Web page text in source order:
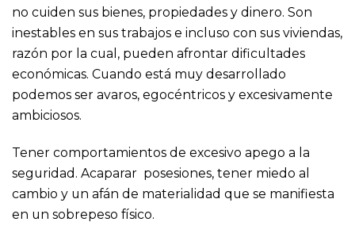
no cuiden sus bienes, propiedades y dinero. Son
inestables en sus trabajos e incluso con sus viviendas,
razón por la cual, pueden afrontar dificultades
económicas. Cuando está muy desarrollado
podemos ser avaros, egocéntricos y excesivamente
ambiciosos.
Tener comportamientos de excesivo apego a la
seguridad. Acaparar posesiones, tener miedo al
cambio y un afán de materialidad que se manifiesta
en un sobrepeso físico.